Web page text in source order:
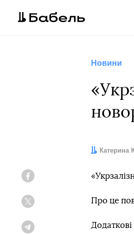
Новини
Автор:
Катерина
Про це